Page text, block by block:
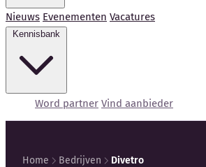
Nieuws Evenementen Vacatures
Word partner Vind aanbieder
Home Bedrijven Divetro